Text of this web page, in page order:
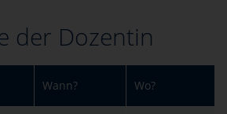
der Dozentin
Wann? Wo?